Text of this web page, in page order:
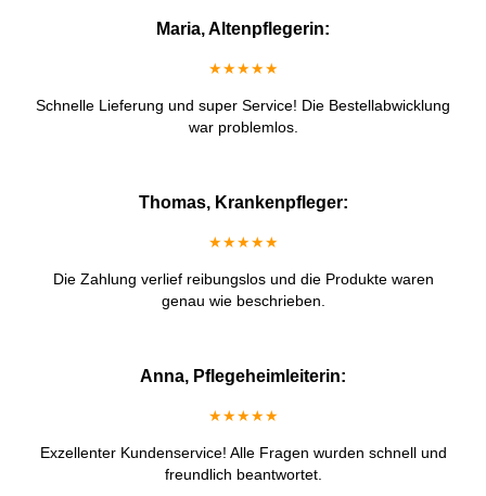
Maria, Altenpflegerin:
★★★★★
Schnelle Lieferung und super Service! Die Bestellabwicklung
war problemlos.
Thomas, Krankenpfleger:
★★★★★
Die Zahlung verlief reibungslos und die Produkte waren
genau wie beschrieben.
Anna, Pflegeheimleiterin:
★★★★★
Exzellenter Kundenservice! Alle Fragen wurden schnell und
freundlich beantwortet.